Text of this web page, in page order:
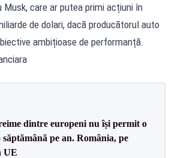
Musk, care ar putea primi acțiuni în
de dolari, dacă producătorul auto
ambițioase de performanță.
dintre europeni nu își permit o
săptămână pe an. România, pe
UE